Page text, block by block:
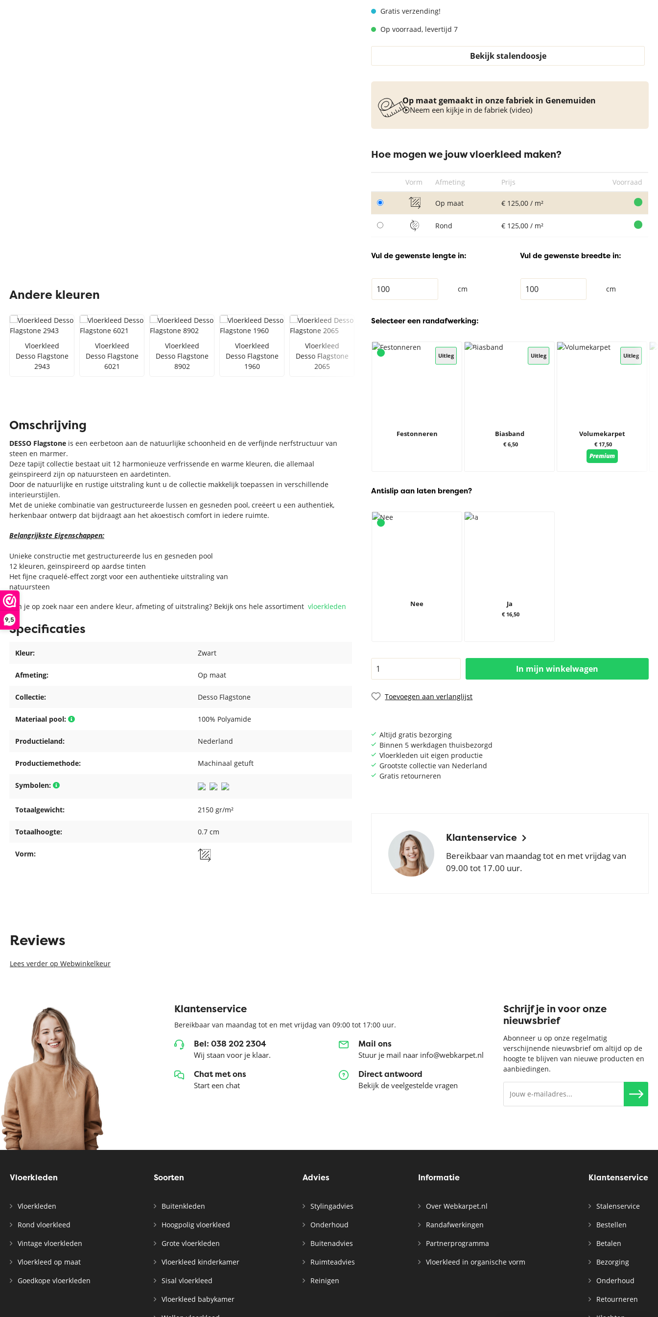
9,5
Vloerkleed turquoise
Gratis verzending!
Op voorraad, levertijd 7
Bekijk stalendoosje
Op maat gemaakt in onze fabriek in Genemuiden
Neem een kijkje in de fabriek (video)
Hoe mogen we jouw vloerkleed maken?
Vorm Afmeting Prijs Voorraad
Op maat € 125,00 / m²
Rond € 125,00 / m²
Vul de gewenste lengte in:
cm
Vul de gewenste breedte in:
cm
Selecteer een randafwerking:
Uitleg
Festonneren
Uitleg
Biasband
€ 6,50
Uitleg
Volumekarpet
€ 17,50
Premium
Antislip aan laten brengen?
Nee Ja
€ 16,50
In mijn winkelwagen
Toevoegen aan verlanglijst
Andere kleuren
Vloerkleed
Desso Flagstone
2943
Vloerkleed
Desso Flagstone
6021
Vloerkleed
Desso Flagstone
8902
Vloerkleed
Desso Flagstone
1960
Vloerkleed
Desso Flagstone
2065
Vloerkleed
Desso Flagstone
Vloerkleed
Desso Flagstone
9532
Vloerkleed
Desso Flagstone
1708
Vloerkleed
Desso Flagstone
Altijd gratis bezorging
Binnen 5 werkdagen thuisbezorgd
Vloerkleden uit eigen productie
Grootste collectie van Nederland
Gratis retourneren
Klantenservice
Bereikbaar van maandag tot en met vrijdag van
09.00 tot 17.00 uur.
Omschrijving
DESSO Flagstone is een eerbetoon aan de natuurlijke schoonheid en de verfijnde nerfstructuur van
steen en marmer.
Deze tapijt collectie bestaat uit 12 harmonieuze verfrissende en warme kleuren, die allemaal
geïnspireerd zijn op natuursteen en aardetinten.
Door de natuurlijke en rustige uitstraling kunt u de collectie makkelijk toepassen in verschillende
interieurstijlen.
Met de unieke combinatie van gestructureerde lussen en gesneden pool, creëert u een authentiek,
herkenbaar ontwerp dat bijdraagt aan het akoestisch comfort in iedere ruimte.
Belangrijkste Eigenschappen:
Unieke constructie met gestructureerde lus en gesneden pool
12 kleuren, geïnspireerd op aardse tinten
Het fijne craquelé-effect zorgt voor een authentieke uitstraling van
natuursteen
Ben je op zoek naar een andere kleur, afmeting of uitstraling? Bekijk ons hele assortimentvloerkleden
Specificaties
Kleur: Zwart
Afmeting: Op maat
Collectie: Desso Flagstone
Materiaal pool: 100% Polyamide
Productieland: Nederland
Productiemethode: Machinaal getuft
Symbolen:
Totaalgewicht: 2150 gr/m²
Totaalhoogte: 0.7 cm
Vorm:
Reviews
Lees verder op Webwinkelkeur
Klantenservice
Bereikbaar van maandag tot en met vrijdag van 09:00 tot 17:00 uur.
Bel: 038 202 2304
Wij staan voor je klaar.
Mail ons
Stuur je mail naar info@webkarpet.nl
Chat met ons
Start een chat
Direct antwoord
Bekijk de veelgestelde vragen
Schrijf je in voor onze
nieuwsbrief
Abonneer u op onze regelmatig
verschijnende nieuwsbrief om altijd op de
hoogte te blijven van nieuwe producten en
aanbiedingen.
Vloerkleden
Vloerkleden
Rond vloerkleed
Vintage vloerkleden
Vloerkleed op maat
Goedkope vloerkleden
Soorten
Buitenkleden
Hoogpolig vloerkleed
Grote vloerkleden
Vloerkleed kinderkamer
Sisal vloerkleed
Vloerkleed babykamer
Advies
Stylingadvies
Onderhoud
Buitenadvies
Ruimteadvies
Reinigen
Informatie
Over Webkarpet.nl
Randafwerkingen
Partnerprogramma
Vloerkleed in organische vorm
Klantenservice
Stalenservice
Bestellen
Betalen
Bezorging
Onderhoud
Retourneren